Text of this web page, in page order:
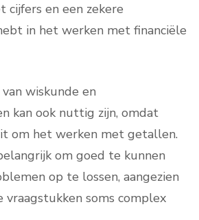
en een zekere
in het werken met financiële
wiskunde en
kan ook nuttig zijn, omdat
om het werken met getallen.
om goed te kunnen
op te lossen, aangezien
vraagstukken soms complex